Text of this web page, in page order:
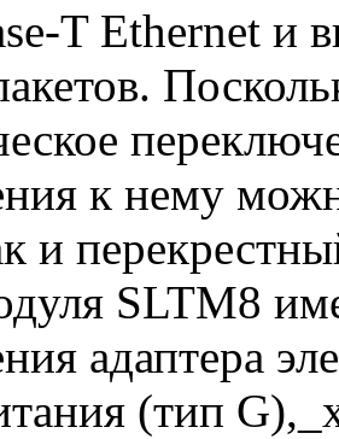
T Ethernet и
к нему
и
SLTM8
адаптера
(тип